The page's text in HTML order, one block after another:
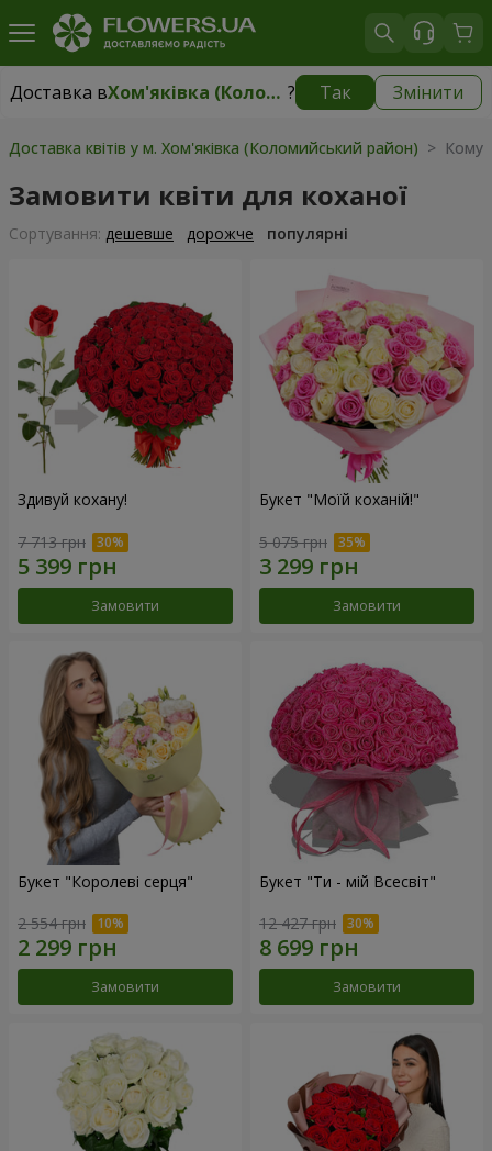
Доставка в Хом'яківка (Коломийський район) ? Так Змінити
Доставка в безкоштовно
Доставка квітів у м. Хом'яківка (Коломийський район) > Кому
Замовити квіти для коханої
Сортування: дешевше дорожче популярні
Здивуй кохану!
7 713 грн
Замовити
Букет "Моїй коханій!"
5 075 грн
Замовити
Букет "Королеві серця"
2 554 грн
Замовити
Букет "Ти - мій Всесвіт"
12 427 грн
Замовити